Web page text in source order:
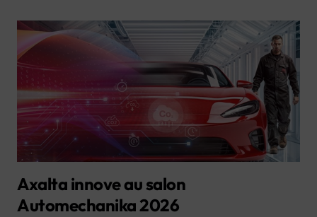
Axalta innove au salon
Automechanika 2026